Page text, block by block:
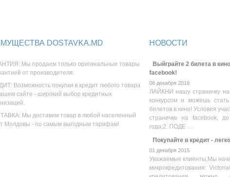
DOSTAVKA.MD
Мы продаем только оригинальные товары
от производителя.
Возможность покупки в кредит любого товара
сайте - широкий выбор кредитных
Мы доставим товар в любой населенный
Молдовы - по самым выгодным тарифам!
НОВОСТИ
Выйграйте 2 билета в
facebook!
06 декабря 2016
ЛАЙКНИ нашу страничку
конкурсом и можешь
билетов в кино! Условия
страничке на facebook,
года;2. ПОДЕ …
Покупайте в кредит -
01 декабря 2015
Уважаемые клиенты,Мы
микрокредитования: